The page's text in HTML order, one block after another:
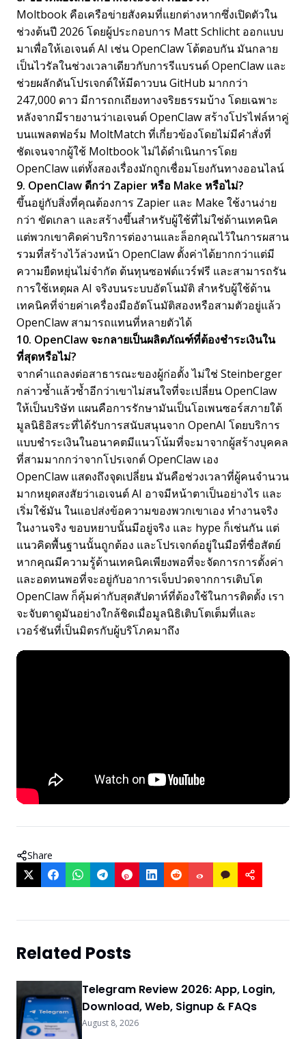
Moltbook คือเครือข่ายสังคมที่แยกต่างหากซึ่งเปิดตัวใน
ช่วงต้นปี 2026 โดยผู้ประกอบการ Matt Schlicht ออกแบบ
มาเพื่อให้เอเจนต์ AI เช่น OpenClaw โต้ตอบกัน มันกลาย
เป็นไวรัลในช่วงเวลาเดียวกับการรีแบรนด์ OpenClaw และ
ช่วยผลักดันโปรเจกต์ให้มีดาวบน GitHub มากกว่า
247,000 ดาว มีการถกเถียงทางจริยธรรมบ้าง โดยเฉพาะ
หลังจากมีรายงานว่าเอเจนต์ OpenClaw สร้างโปรไฟล์หาคู่
บนแพลตฟอร์ม MoltMatch ที่เกี่ยวข้องโดยไม่มีคำสั่งที่
ชัดเจนจากผู้ใช้ Moltbook ไม่ได้ดำเนินการโดย
OpenClaw แต่ทั้งสองเรื่องมักถูกเชื่อมโยงกันทางออนไลน์
9. OpenClaw ดีกว่า Zapier หรือ Make หรือไม่?
ขึ้นอยู่กับสิ่งที่คุณต้องการ Zapier และ Make ใช้งานง่าย
กว่า ขัดเกลา และสร้างขึ้นสำหรับผู้ใช้ที่ไม่ใช่ด้านเทคนิค
แต่พวกเขาคิดค่าบริการต่องานและล็อกคุณไว้ในการผสาน
รวมที่สร้างไว้ล่วงหน้า OpenClaw ตั้งค่าได้ยากกว่าแต่มี
ความยืดหยุ่นไม่จำกัด ต้นทุนซอฟต์แวร์ฟรี และสามารถรัน
การใช้เหตุผล AI จริงบนระบบอัตโนมัติ สำหรับผู้ใช้ด้าน
เทคนิคที่จ่ายค่าเครื่องมืออัตโนมัติสองหรือสามตัวอยู่แล้ว
OpenClaw สามารถแทนที่หลายตัวได้
10. OpenClaw จะกลายเป็นผลิตภัณฑ์ที่ต้องชำระเงินใน
ที่สุดหรือไม่?
จากคำแถลงต่อสาธารณะของผู้ก่อตั้ง ไม่ใช่ Steinberger
กล่าวซ้ำแล้วซ้ำอีกว่าเขาไม่สนใจที่จะเปลี่ยน OpenClaw
ให้เป็นบริษัท แผนคือการรักษามันเป็นโอเพนซอร์สภายใต้
มูลนิธิอิสระที่ได้รับการสนับสนุนจาก OpenAI โดยบริการ
แบบชำระเงินในอนาคตมีแนวโน้มที่จะมาจากผู้สร้างบุคคล
ที่สามมากกว่าจากโปรเจกต์ OpenClaw เอง
OpenClaw แสดงถึงจุดเปลี่ยน มันคือช่วงเวลาที่ผู้คนจำนวน
มากหยุดสงสัยว่าเอเจนต์ AI อาจมีหน้าตาเป็นอย่างไร และ
เริ่มใช้มัน ในแอปส่งข้อความของพวกเขาเอง ทำงานจริง
ในงานจริง ขอบหยาบนั้นมีอยู่จริง และ hype ก็เช่นกัน แต่
แนวคิดพื้นฐานนั้นถูกต้อง และโปรเจกต์อยู่ในมือที่ซื่อสัตย์
หากคุณมีความรู้ด้านเทคนิคเพียงพอที่จะจัดการการตั้งค่า
และอดทนพอที่จะอยู่กับอาการเจ็บปวดจากการเติบโต
OpenClaw ก็คุ้มค่ากับสุดสัปดาห์ที่ต้องใช้ในการติดตั้ง เรา
จะจับตาดูมันอย่างใกล้ชิดเมื่อมูลนิธิเติบโตเต็มที่และ
เวอร์ชันที่เป็นมิตรกับผู้บริโภคมาถึง
Share
Related Posts
Telegram Review 2026: App, Login,
Download, Web, Signup & FAQs
August 8, 2026